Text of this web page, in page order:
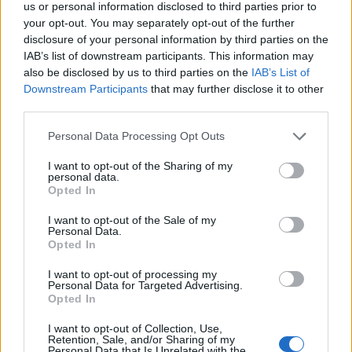
us or personal information disclosed to third parties prior to
your opt-out. You may separately opt-out of the further
disclosure of your personal information by third parties on the
IAB’s list of downstream participants. This information may
also be disclosed by us to third parties on the IAB’s List of
Downstream Participants that may further disclose it to other
Personal Data Processing Opt Outs
I want to opt-out of the Sharing of my
personal data.
Opted In
I want to opt-out of the Sale of my
Personal Data.
Opted In
I want to opt-out of processing my
Personal Data for Targeted Advertising.
Opted In
I want to opt-out of Collection, Use,
Retention, Sale, and/or Sharing of my
pedig lepároltatták, így saját illóolajuk és virágvizük is
lett ettől az évtől kezdve. Termékeik között így
jelenleg ezek szerepelnek, amelyeket az idei szedd-
magad eseményen is kipróbálhatnak,
megvásárolhatnak a Tiszanánára látogatók.